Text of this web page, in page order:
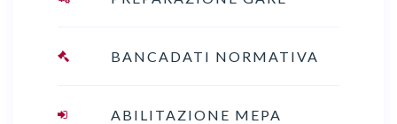
BANCADATI NORMATIVA
ABILITAZIONE MEPA